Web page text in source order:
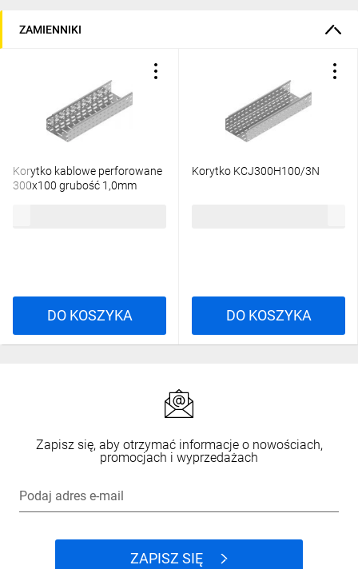
ZAMIENNIKI
Korytko kablowe perforowane
300x100 grubość 1,0mm
DO KOSZYKA
Korytko KCJ300H100/3N
DO KOSZYKA
Zapisz się, aby otrzymać informacje o nowościach,
promocjach i wyprzedażach
Podaj adres e-mail
ZAPISZ SIĘ